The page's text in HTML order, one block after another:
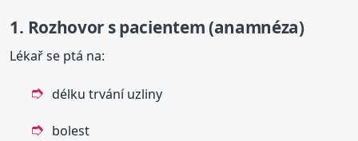
1. Rozhovor s pacientem (anamnéza)
Lékař se ptá na:
délku trvání uzliny
bolest